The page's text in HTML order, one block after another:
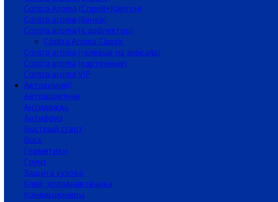
Contra Aroma (Спрей+Картон)
Contra aroma (банки)
Contra aroma (в дефлектор)
Contra Aroma Classic
Contra aroma (гелевые на зеркало)
Contra aroma (картонные)
Contra aroma VIP
Автохимия
Автошампуни
Антидождь
Антифриз
Быстрый старт
Воск
Герметики
Грунт
Защита кузова
Клей, холодная сварка
Кондиционеры